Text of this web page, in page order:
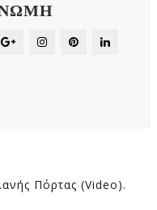
Πόρτας (video).